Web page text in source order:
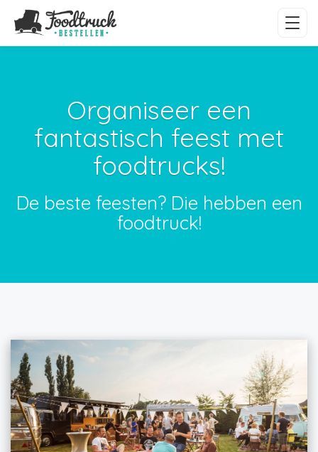
Organiseer een
fantastisch feest met
foodtrucks!
De beste feesten? Die hebben een
foodtruck!